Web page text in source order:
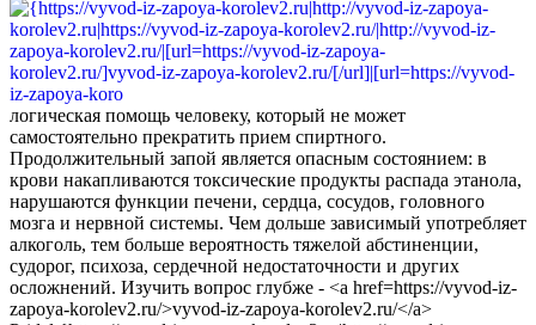
логическая помощь человеку, который не может
самостоятельно прекратить прием спиртного.
Продолжительный запой является опасным состоянием: в
крови накапливаются токсические продукты распада этанола,
нарушаются функции печени, сердца, сосудов, головного
мозга и нервной системы. Чем дольше зависимый употребляет
алкоголь, тем больше вероятность тяжелой абстиненции,
судорог, психоза, сердечной недостаточности и других
осложнений. Изучить вопрос глубже - <a href=https://vyvod-iz-
zapoya-korolev2.ru/>vyvod-iz-zapoya-korolev2.ru/</a>